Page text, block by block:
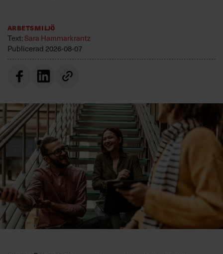
Arbetsmiljö
Text:Sara Hammarkrantz
Publicerad 2026-08-07